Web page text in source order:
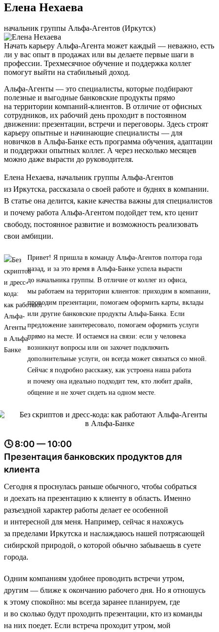
Елена Нехаева
начальник группы Альфа-Агентов (Иркутск)
Начать карьеру Альфа-Агента может каждый — неважно, есть
ли у вас опыт в продажах или вы делаете первые шаги в
профессии. Трехмесячное обучение и поддержка коллег
помогут выйти на стабильный доход.
Альфа-Агенты — это специалисты, которые подбирают
полезные и выгодные банковские продукты прямо
на территории компаний-клиентов. В отличие от офисных
сотрудников, их рабочий день проходит в постоянном
движении: презентации, встречи и переговоры. Здесь строят
карьеру опытные и начинающие специалисты — для
новичков в Альфа-Банке есть программа обучения, адаптации
и поддержки опытных коллег. А через несколько месяцев
можно даже вырасти до руководителя.
Елена Нехаева, начальник группы Альфа-Агентов
из Иркутска, рассказала о своей работе и буднях в компании.
В статье она делится, какие качества важны для специалистов
и почему работа Альфа-Агентом подойдет тем, кто ценит
свободу, постоянное развитие и возможность реализовать
свои амбиции.
Привет! Я пришла в команду Альфа-Агентов полтора года
назад, и за это время в Альфа-Банке успела вырасти
до начальника группы. В отличие от коллег из офиса,
мы работаем на территории клиентов: приходим в компании,
проводим презентации, помогаем оформить карты, вклады
или другие банковские продукты Альфа-Банка. Если
предложение заинтересовало, помогаем оформить услуги
прямо на месте. И остаемся на связи: если у человека
возникнут вопросы или он захочет подключить
дополнительные услуги, он всегда может связаться со мной.
Сейчас я подробно расскажу, как устроена наша работа
и почему она идеально подходит тем, кто любит драйв,
общение и не хочет сидеть на одном месте.
🕓 8:00 — 10:00
Презентация банковских продуктов для
клиента
Сегодня я проснулась раньше обычного, чтобы собраться
и доехать на презентацию к клиенту в область. Именно
разъездной характер работы делает ее особенной
и интересной для меня. Например, сейчас я нахожусь
за пределами Иркутска и наслаждаюсь нашей потрясающей
сибирской природой, о которой обычно забываешь в суете
города.
Одним компаниям удобнее проводить встречи утром,
другим — ближе к окончанию рабочего дня. Но я отношусь
к этому спокойно: мы всегда заранее планируем, где
и во сколько будут проходить презентации, кто из команды
на них поедет. Если встреча проходит утром, мой